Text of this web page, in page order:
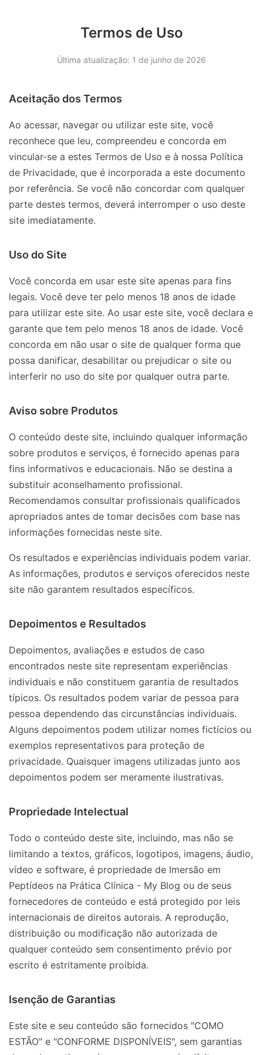
Termos de Uso
Última atualização: 1 de junho de 2026
Aceitação dos Termos
Ao acessar, navegar ou utilizar este site, você
reconhece que leu, compreendeu e concorda em
vincular-se a estes Termos de Uso e à nossa Política
de Privacidade, que é incorporada a este documento
por referência. Se você não concordar com qualquer
parte destes termos, deverá interromper o uso deste
site imediatamente.
Uso do Site
Você concorda em usar este site apenas para fins
legais. Você deve ter pelo menos 18 anos de idade
para utilizar este site. Ao usar este site, você declara e
garante que tem pelo menos 18 anos de idade. Você
concorda em não usar o site de qualquer forma que
possa danificar, desabilitar ou prejudicar o site ou
interferir no uso do site por qualquer outra parte.
Aviso sobre Produtos
O conteúdo deste site, incluindo qualquer informação
sobre produtos e serviços, é fornecido apenas para
fins informativos e educacionais. Não se destina a
substituir aconselhamento profissional.
Recomendamos consultar profissionais qualificados
apropriados antes de tomar decisões com base nas
informações fornecidas neste site.
Os resultados e experiências individuais podem variar.
As informações, produtos e serviços oferecidos neste
site não garantem resultados específicos.
Depoimentos e Resultados
Depoimentos, avaliações e estudos de caso
encontrados neste site representam experiências
individuais e não constituem garantia de resultados
típicos. Os resultados podem variar de pessoa para
pessoa dependendo das circunstâncias individuais.
Alguns depoimentos podem utilizar nomes fictícios ou
exemplos representativos para proteção de
privacidade. Quaisquer imagens utilizadas junto aos
depoimentos podem ser meramente ilustrativas.
Propriedade Intelectual
Todo o conteúdo deste site, incluindo, mas não se
limitando a textos, gráficos, logotipos, imagens, áudio,
vídeo e software, é propriedade de Imersão em
Peptídeos na Prática Clínica - My Blog ou de seus
fornecedores de conteúdo e está protegido por leis
internacionais de direitos autorais. A reprodução,
distribuição ou modificação não autorizada de
qualquer conteúdo sem consentimento prévio por
escrito é estritamente proibida.
Isenção de Garantias
Este site e seu conteúdo são fornecidos "COMO
ESTÃO" e "CONFORME DISPONÍVEIS", sem garantias